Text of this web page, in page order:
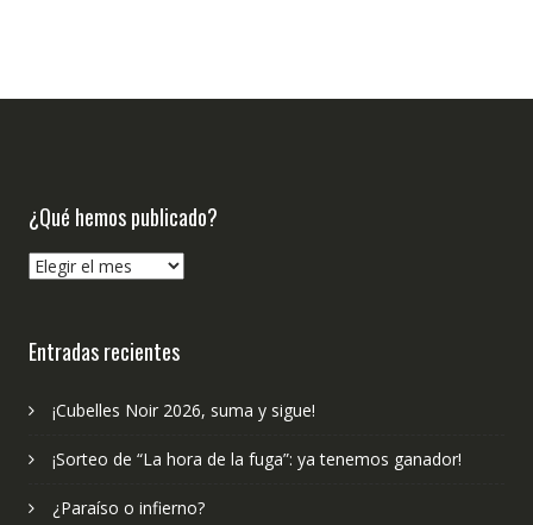
¿Qué hemos publicado?
¿Qué
Entradas recientes
¡Cubelles Noir 2026, suma y sigue!
¡Sorteo de “La hora de la fuga”: ya tenemos ganador!
¿Paraíso o infierno?